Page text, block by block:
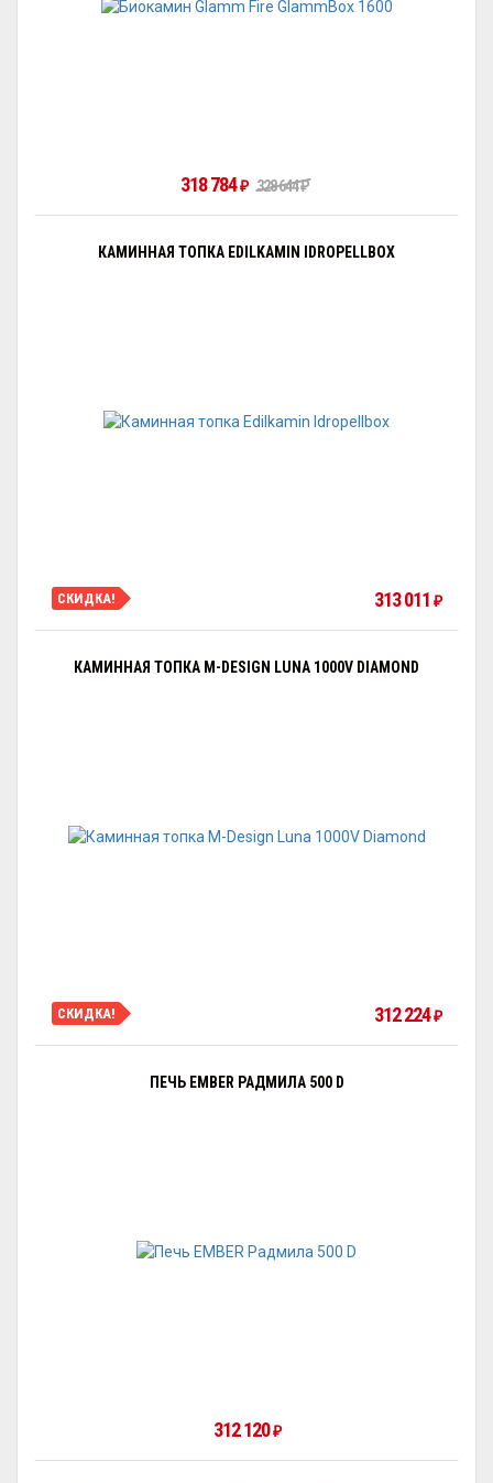
318 784 ₽ 328 644₽
КАМИННАЯ ТОПКА EDILKAMIN IDROPELLBOX
СКИДКА! 313 011 ₽
КАМИННАЯ ТОПКА M-DESIGN LUNA 1000V DIAMOND
СКИДКА! 312 224 ₽
ПЕЧЬ EMBER РАДМИЛА 500 D
312 120 ₽